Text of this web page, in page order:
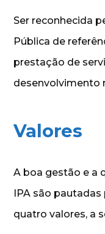
Ser reconhecida
Pública de
prestação de
desenvolvimento
Valores
A boa gestão e a
IPA são
quatro valores, a